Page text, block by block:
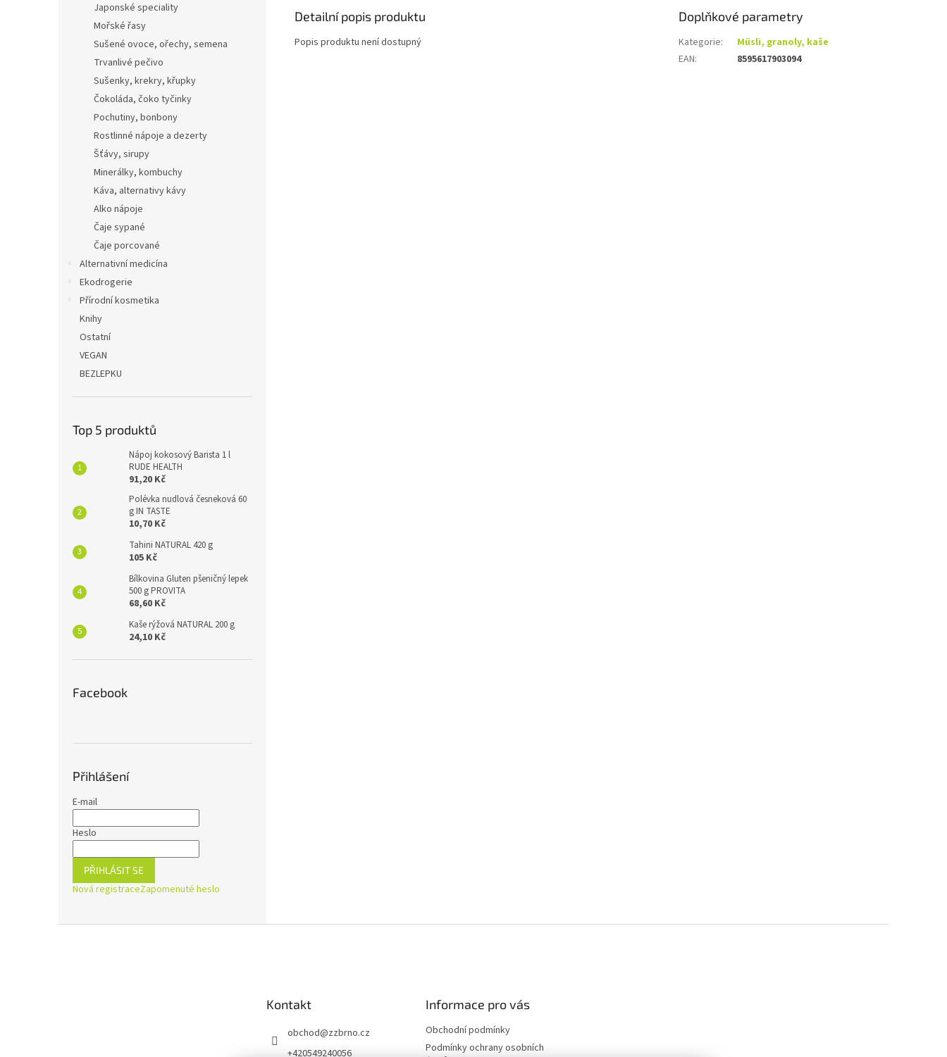
Japonské speciality
Mořské řasy
Sušené ovoce, ořechy, semena
Trvanlivé pečivo
Sušenky, krekry, křupky
Čokoláda, čoko tyčinky
Pochutiny, bonbony
Rostlinné nápoje a dezerty
Šťávy, sirupy
Minerálky, kombuchy
Káva, alternativy kávy
Alko nápoje
Čaje sypané
Čaje porcované
Alternativní medicína
Ekodrogerie
Přírodní kosmetika
Knihy
Ostatní
VEGAN
BEZLEPKU
Top 5 produktů
Nápoj kokosový Barista 1 l
RUDE HEALTH
91,20 Kč
Polévka nudlová česneková 60
g IN TASTE
10,70 Kč
Tahini NATURAL 420 g
105 Kč
Bílkovina Gluten pšeničný lepek
500 g PROVITA
68,60 Kč
Kaše rýžová NATURAL 200 g
24,10 Kč
Facebook
Přihlášení
E-mail
Heslo
PŘIHLÁSIT SE
Nová registraceZapomenuté heslo
Detailní popis produktu
Popis produktu není dostupný
Doplňkové parametry
Kategorie:
Müsli, granoly, kaše
EAN: 8595617903094
Kontakt
obchod@zzbrno.cz
+420549240056
Informace pro vás
Obchodní podmínky
Podmínky ochrany osobních